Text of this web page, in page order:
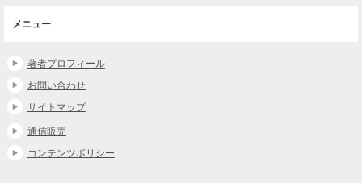
メニュー
著者プロフィール
お問い合わせ
サイトマップ
通信販売
コンテンツポリシー